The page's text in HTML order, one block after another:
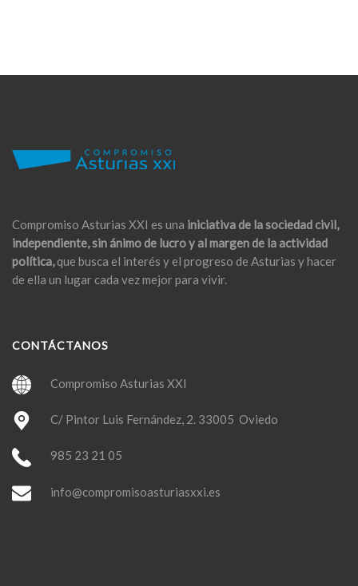
Compromiso Asturias XXI es una iniciativa de la sociedad civil,
independiente, sin ánimo de lucro y al margen de la actividad
política,que busca el interés y el progreso de Asturias y hacer
de ella un lugar cada vez mejor para vivir.
CONTÁCTANOS
Compromiso Asturias XXI
C/ Pintor Luis Fernández, 2. 33005 Oviedo
985 23 21 05
info@compromisoasturiasxxi.es